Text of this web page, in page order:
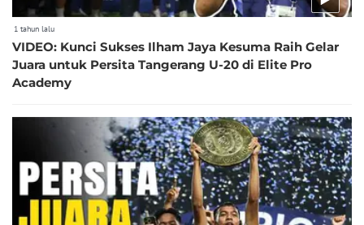
1 tahun lalu
VIDEO: Kunci Sukses Ilham Jaya Kesuma Raih Gelar
Juara untuk Persita Tangerang U-20 di Elite Pro
Academy